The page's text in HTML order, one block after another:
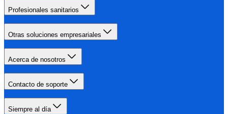
Profesionales sanitarios
Otras soluciones empresariales
Acerca de nosotros
Contacto de soporte
Siempre al día